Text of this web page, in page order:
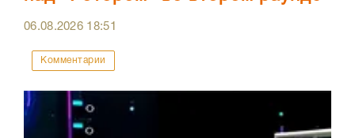
06.08.2026 18:51
Комментарии